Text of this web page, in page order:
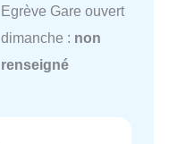
Egrève Gare ouvert
dimanche : non
renseigné